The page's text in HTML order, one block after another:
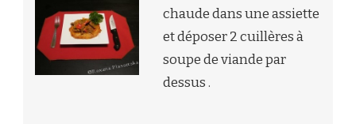
chaude dans une assiette
et déposer 2 cuillères à
soupe de viande par
dessus .